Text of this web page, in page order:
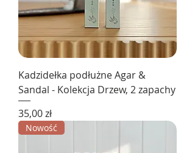
Kadzidełka podłużne Agar &
Sandal - Kolekcja Drzew, 2 zapachy
Cena
35,00 zł
Nowość